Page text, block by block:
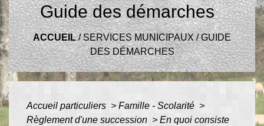
Guide des démarches
ACCUEIL/SERVICES MUNICIPAUX/GUIDE
DES DÉMARCHES
Accueil particuliers > Famille - Scolarité >
Règlement d'une succession > En quoi consiste